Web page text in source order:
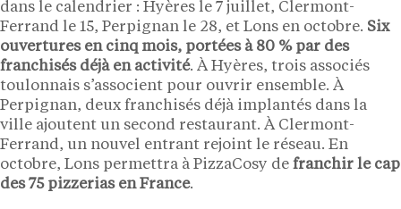
dans le calendrier : Hyères le 7 juillet, Clermont-
Ferrand le 15, Perpignan le 28, et Lons en octobre. Six
ouvertures en cinq mois, portées à 80 % par des
franchisés déjà en activité. À Hyères, trois associés
toulonnais s’associent pour ouvrir ensemble. À
Perpignan, deux franchisés déjà implantés dans la
ville ajoutent un second restaurant. À Clermont-
Ferrand, un nouvel entrant rejoint le réseau. En
octobre, Lons permettra à PizzaCosy de franchir le cap
des 75 pizzerias en France.